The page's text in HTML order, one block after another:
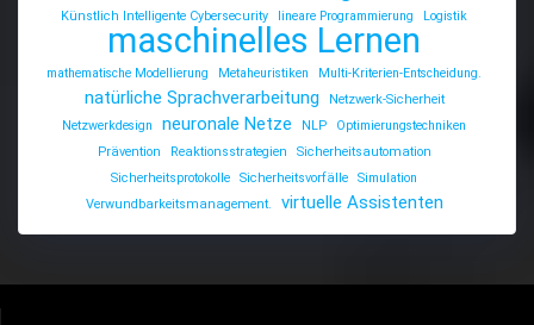
Künstlich Intelligente Cybersecurity lineare Programmierung Logistik
maschinelles Lernen
mathematische Modellierung Metaheuristiken Multi-Kriterien-Entscheidung.
natürliche Sprachverarbeitung
Netzwerk-Sicherheit
Netzwerkdesign
neuronale Netze NLP
Optimierungstechniken
Prävention
Reaktionsstrategien
Sicherheitsautomation
Sicherheitsprotokolle
Sicherheitsvorfälle
Simulation
Verwundbarkeitsmanagement.
virtuelle Assistenten